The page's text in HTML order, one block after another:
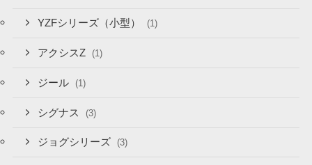
YZFシリーズ（小型） (1)
アクシスZ (1)
ジール (1)
シグナス (3)
ジョグシリーズ (3)